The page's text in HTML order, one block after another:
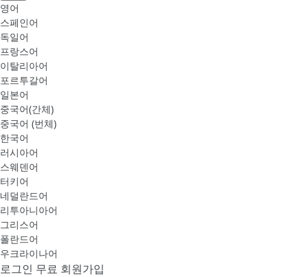
영어
스페인어
독일어
프랑스어
이탈리아어
포르투갈어
일본어
중국어(간체)
중국어 (번체)
한국어
러시아어
스웨덴어
터키어
네덜란드어
리투아니아어
그리스어
폴란드어
우크라이나어
로그인 무료 회원가입